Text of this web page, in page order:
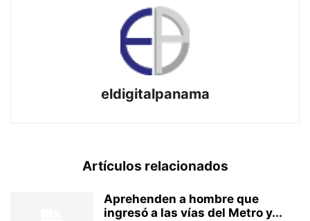
eldigitalpanama
Artículos relacionados
Aprehenden a hombre que
ingresó a las vías del Metro y...